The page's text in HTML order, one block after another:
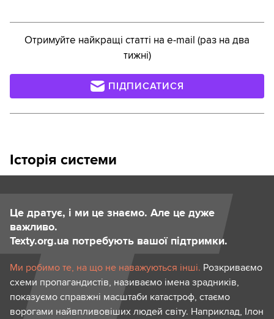
Отримуйте найкращі статті на e-mail (раз на два
тижні)
ПІДПИСАТИСЯ
Історія системи
Це дратує, і ми це знаємо. Але це дуже
важливо.
Texty.org.ua потребують вашої підтримки.
Ми робимо те, на що не наважуються інші. Розкриваємо
схеми пропагандистів, називаємо імена зрадників,
показуємо справжні масштаби катастроф, стаємо
ворогами найвпливовіших людей світу. Наприклад, Ілон